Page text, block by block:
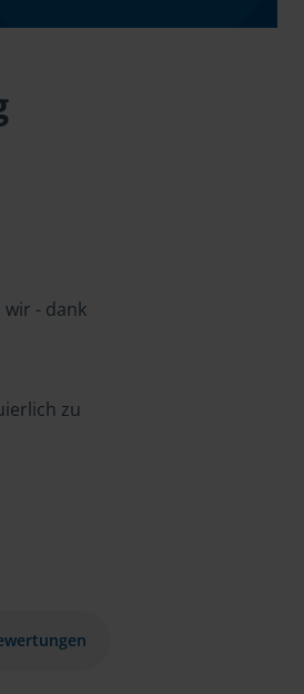
- dank
zu